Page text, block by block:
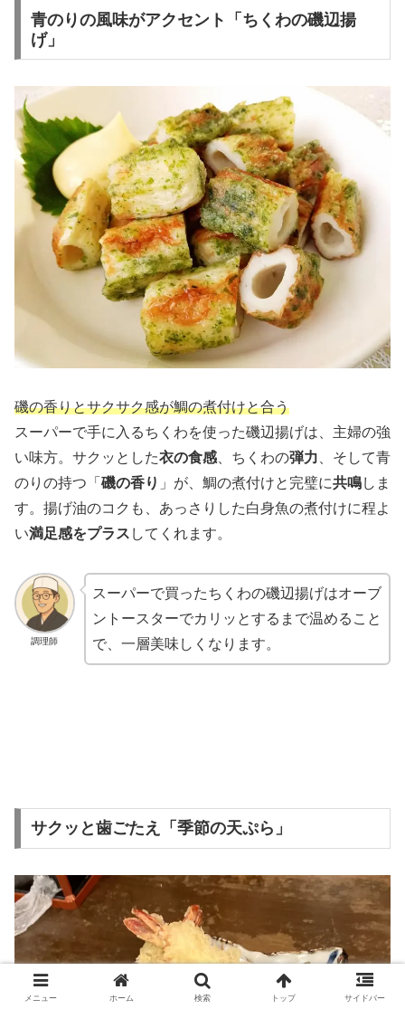
青のりの風味がアクセント「ちくわの磯辺揚
げ」
磯の香りとサクサク感が鯛の煮付けと合う
スーパーで手に入るちくわを使った磯辺揚げは、主婦の強
い味方。サクッとした衣の食感 、ちくわの弾力 、そして青
のりの持つ「 磯の香り 」が、鯛の煮付けと完璧に共鳴しま
す。揚げ油のコクも、あっさりした白身魚の煮付けに程よ
い満足感をプラス してくれます。
調理師
スーパーで買ったちくわの磯辺揚げはオーブ
ントースターでカリッとするまで温めること
で、一層美味しくなります。
サクッと歯ごたえ「季節の天ぷら」
メニュー ホーム 検索 トップ サイドバー